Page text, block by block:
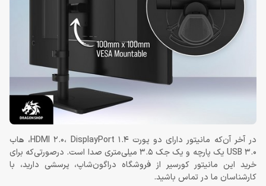
در آخر آن‌که مانیتور دارای دو پورت HDMI 2.0، DisplayPort 1.4، هاب
USB 3.0 یک پارچه و یک جک 3.5 میلی‌متری صدا است. درصورتی‌که برای
خرید این مانیتور کورسیر از فروشگاه دراگون‌شاپ، پرسشی دارید، با
کارشناسان ما در تماس باشید.